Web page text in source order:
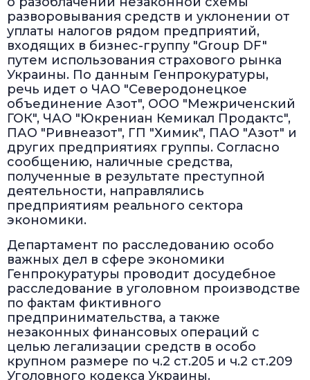
разворовывания средств и уклонении от
уплаты налогов рядом предприятий,
входящих в бизнес-группу "Group DF"
путем использования страхового рынка
Украины. По данным Генпрокуратуры,
речь идет о ЧАО "Северодонецкое
объединение Азот", ООО "Межриченский
ГОК", ЧАО "Юкрениан Кемикал Продактс",
ПАО "Ривнеазот", ГП "Химик", ПАО "Азот" и
других предприятиях группы. Согласно
сообщению, наличные средства,
полученные в результате преступной
деятельности, направлялись
предприятиям реального сектора
экономики.
Департамент по расследованию особо
важных дел в сфере экономики
Генпрокуратуры проводит досудебное
расследование в уголовном производстве
по фактам фиктивного
предпринимательства, а также
незаконных финансовых операций с
целью легализации средств в особо
крупном размере по ч.2 ст.205 и ч.2 ст.209
Уголовного кодекса Украины.